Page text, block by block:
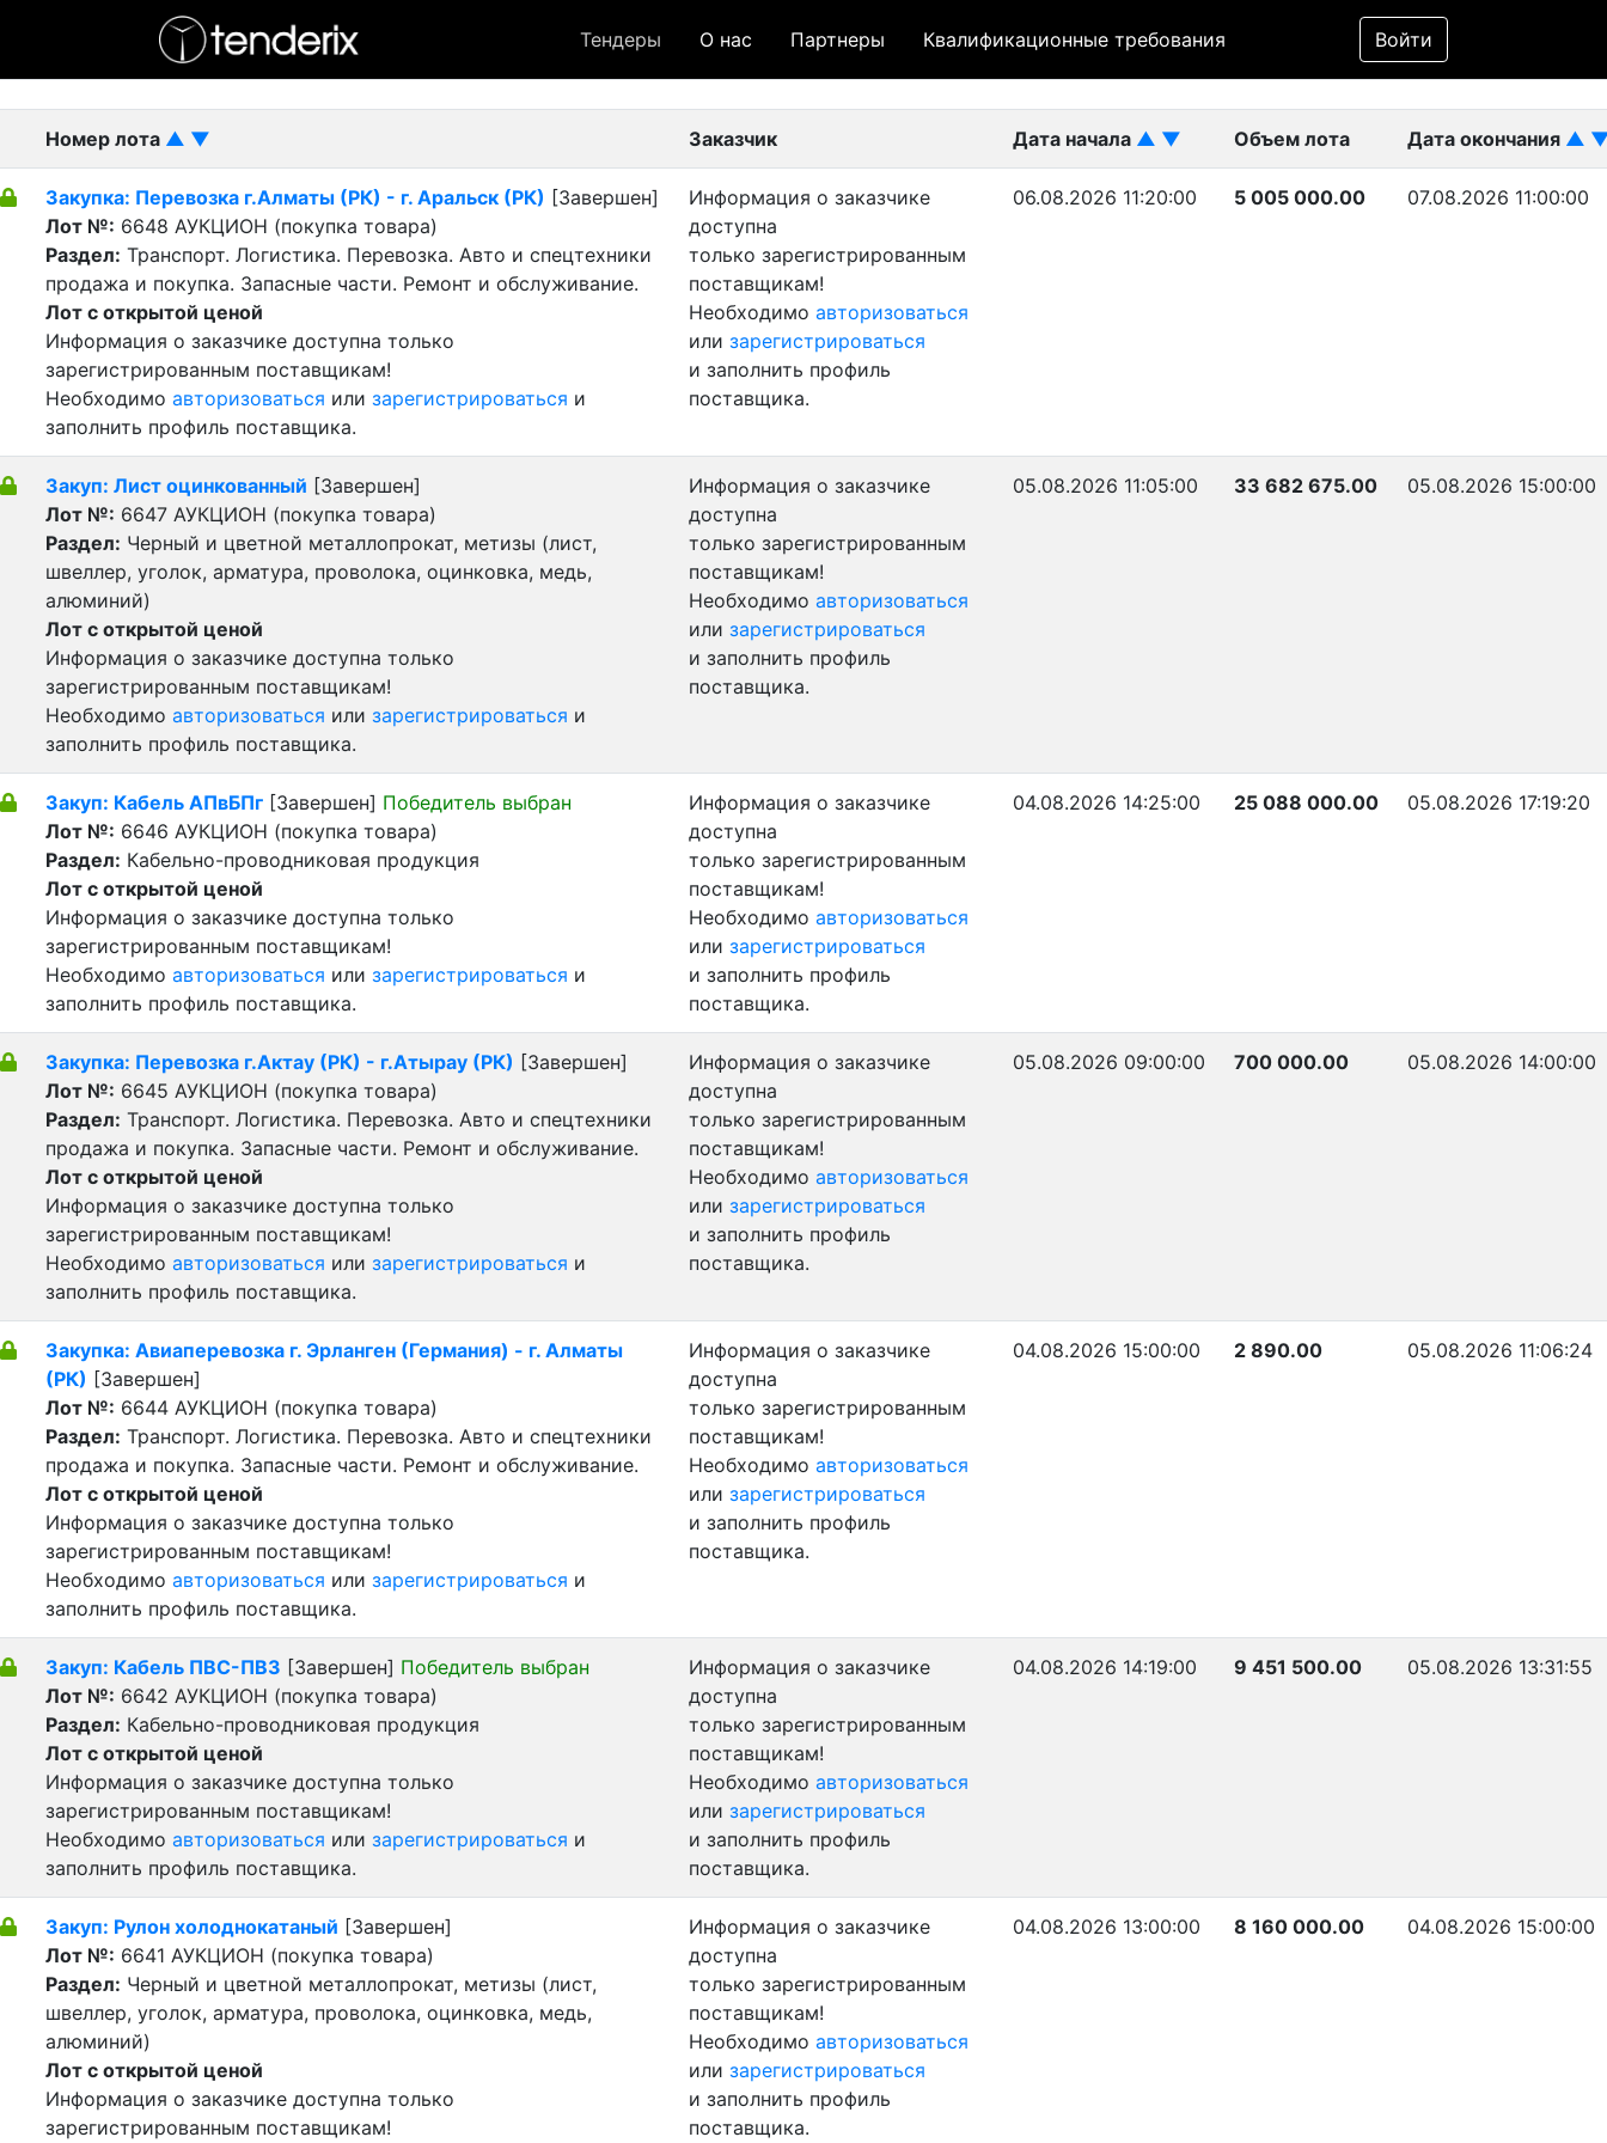
Тендеры О нас Партнеры Квалификационные требования Войти
Фильтр
- Завершенный лот
Номер лота ▲ ▼ Заказчик Дата начала ▲ ▼ Объем лота Дата окончания ▲
Закупка: Перевозка г.Алматы (РК) - г. Аральск (РК) [Завершен]
Лот №: 6648 АУКЦИОН (покупка товара)
Раздел: Транспорт. Логистика. Перевозка. Авто и спецтехники
продажа и покупка. Запасные части. Ремонт и обслуживание.
Лот с открытой ценой
Информация о заказчике доступна только
зарегистрированным поставщикам!
Необходимо авторизоваться или зарегистрироваться и
заполнить профиль поставщика.
Информация о заказчике
доступна
только зарегистрированным
поставщикам!
Необходимо авторизоваться
или зарегистрироваться
и заполнить профиль
поставщика.
06.08.2026 11:20:00 5 005 000.00 07.08.2026 11:00:00
Закуп: Лист оцинкованный [Завершен]
Лот №: 6647 АУКЦИОН (покупка товара)
Раздел: Черный и цветной металлопрокат, метизы (лист,
швеллер, уголок, арматура, проволока, оцинковка, медь,
алюминий)
Лот с открытой ценой
Информация о заказчике доступна только
зарегистрированным поставщикам!
Необходимо авторизоваться или зарегистрироваться и
заполнить профиль поставщика.
Информация о заказчике
доступна
только зарегистрированным
поставщикам!
Необходимо авторизоваться
или зарегистрироваться
и заполнить профиль
поставщика.
05.08.2026 11:05:00 33 682 675.00 05.08.2026 15:00:00
Закуп: Кабель АПвБПг [Завершен] Победитель выбран
Лот №: 6646 АУКЦИОН (покупка товара)
Раздел: Кабельно-проводниковая продукция
Лот с открытой ценой
Информация о заказчике доступна только
зарегистрированным поставщикам!
Необходимо авторизоваться или зарегистрироваться и
заполнить профиль поставщика.
Информация о заказчике
доступна
только зарегистрированным
поставщикам!
Необходимо авторизоваться
или зарегистрироваться
и заполнить профиль
поставщика.
04.08.2026 14:25:00 25 088 000.00 05.08.2026 17:19:20
Закупка: Перевозка г.Актау (РК) - г.Атырау (РК) [Завершен]
Лот №: 6645 АУКЦИОН (покупка товара)
Раздел: Транспорт. Логистика. Перевозка. Авто и спецтехники
продажа и покупка. Запасные части. Ремонт и обслуживание.
Лот с открытой ценой
Информация о заказчике доступна только
зарегистрированным поставщикам!
Необходимо авторизоваться или зарегистрироваться и
заполнить профиль поставщика.
Информация о заказчике
доступна
только зарегистрированным
поставщикам!
Необходимо авторизоваться
или зарегистрироваться
и заполнить профиль
поставщика.
05.08.2026 09:00:00 700 000.00 05.08.2026 14:00:00
Закупка: Авиаперевозка г. Эрланген (Германия) - г. Алматы
(РК) [Завершен]
Лот №: 6644 АУКЦИОН (покупка товара)
Раздел: Транспорт. Логистика. Перевозка. Авто и спецтехники
продажа и покупка. Запасные части. Ремонт и обслуживание.
Лот с открытой ценой
Информация о заказчике доступна только
зарегистрированным поставщикам!
Необходимо авторизоваться или зарегистрироваться и
заполнить профиль поставщика.
Информация о заказчике
доступна
только зарегистрированным
поставщикам!
Необходимо авторизоваться
или зарегистрироваться
и заполнить профиль
поставщика.
04.08.2026 15:00:00 2 890.00 05.08.2026 11:06:24
Закуп: Кабель ПВС-ПВ3 [Завершен] Победитель выбран
Лот №: 6642 АУКЦИОН (покупка товара)
Раздел: Кабельно-проводниковая продукция
Лот с открытой ценой
Информация о заказчике доступна только
зарегистрированным поставщикам!
Необходимо авторизоваться или зарегистрироваться и
заполнить профиль поставщика.
Информация о заказчике
доступна
только зарегистрированным
поставщикам!
Необходимо авторизоваться
или зарегистрироваться
и заполнить профиль
поставщика.
04.08.2026 14:19:00 9 451 500.00 05.08.2026 13:31:55
Закуп: Рулон холоднокатаный [Завершен]
Лот №: 6641 АУКЦИОН (покупка товара)
Раздел: Черный и цветной металлопрокат, метизы (лист,
швеллер, уголок, арматура, проволока, оцинковка, медь,
алюминий)
Лот с открытой ценой
Информация о заказчике доступна только
зарегистрированным поставщикам!
Информация о заказчике
доступна
только зарегистрированным
поставщикам!
Необходимо авторизоваться
или зарегистрироваться
и заполнить профиль
поставщика.
04.08.2026 13:00:00 8 160 000.00 04.08.2026 15:00:00